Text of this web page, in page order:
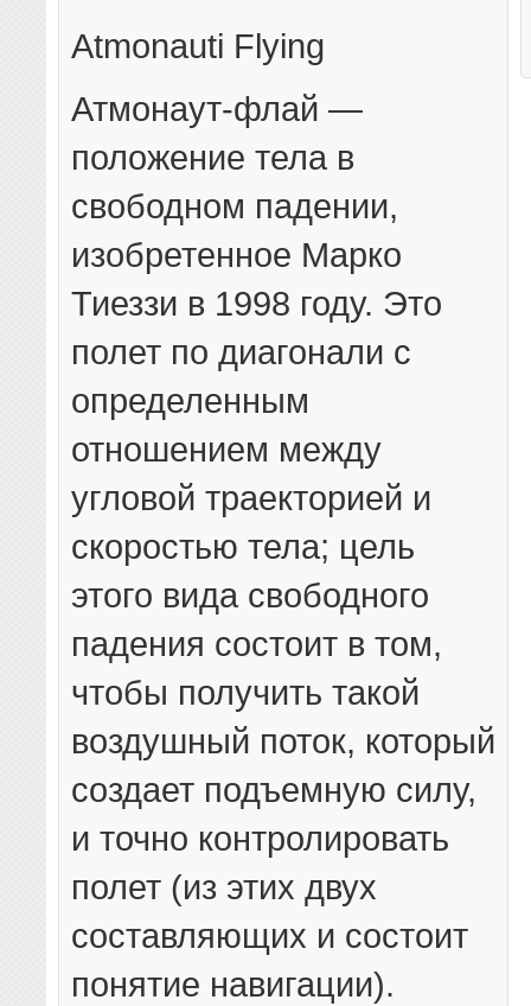
Atmonauti Flying
Атмонаут-флай —
положение тела в
свободном падении,
изобретенное Марко
Тиеззи в 1998 году. Это
полет по диагонали с
определенным
отношением между
угловой траекторией и
скоростью тела; цель
этого вида свободного
падения состоит в том,
чтобы получить такой
воздушный поток, который
создает подъемную силу,
и точно контролировать
полет (из этих двух
составляющих и состоит
понятие навигации).